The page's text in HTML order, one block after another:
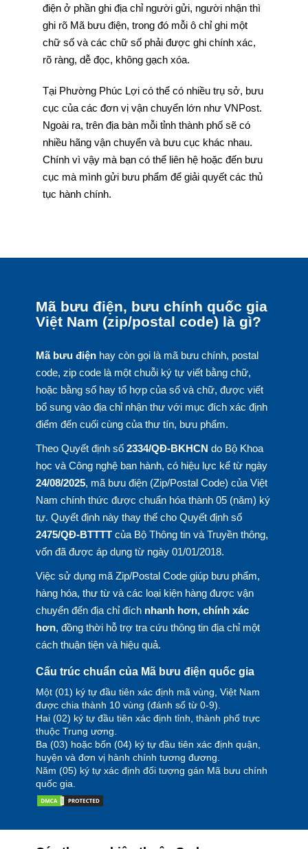
điện ở phần ghi địa chỉ người gửi, người nhận thì
ghi rõ Mã bưu điện, trong đó mỗi ô chỉ ghi một
chữ số và các chữ số phải được ghi chính xác,
rõ ràng, dễ đọc, không gạch xóa.
Tại Phường Phúc Lợi có thể có nhiều trụ sở, bưu
cục của các đơn vị vận chuyển lớn như VNPost.
Ngoài ra, trên địa bàn mỗi tỉnh thành phố sẽ có
nhiều hãng vận chuyển và bưu cục khác nhau.
Chính vì vậy mà bạn có thể liên hệ hoặc đến bưu
cục mà mình gửi bưu phẩm để giải quyết các thủ
tục hành chính.
Mã bưu điện, bưu chính quốc gia
Việt Nam (zip/postal code) là gì?
Mã bưu điệnhay còn gọi là mã bưu chính, postal
code, zip code là một chuỗi ký tự viết bằng chữ,
hoặc bằng số hay tổ hợp của số và chữ, được viết
bổ sung vào địa chỉ nhận thư với mục đích xác định
điểm đến cuối cùng của thư tín, bưu phẩm.
Theo Quyết định số 2334/QĐ-BKHCN do Bộ Khoa
học và Công nghệ ban hành, có hiệu lực kể từ ngày
24/08/2025, mã bưu điện (Zip/Postal Code) của Việt
Nam chính thức được chuẩn hóa thành 05 (năm) ký
tự. Quyết định này thay thế cho Quyết định số
2475/QĐ-BTTTTcủa Bộ Thông tin và Truyền thông,
vốn đã được áp dụng từ ngày 01/01/2018.
Việc sử dụng mã Zip/Postal Code giúp bưu phẩm,
hàng hóa, thư từ và các loại kiện hàng được vận
chuyển đến địa chỉ đích nhanh hơn, chính xác
hơn, đồng thời hỗ trợ tra cứu thông tin địa chỉ một
cách thuận tiện và hiệu quả.
Cấu trúc chuẩn của Mã bưu điện quốc gia
Một (01) ký tự đầu tiên xác định mã vùng, Việt Nam
được chia thành 10 vùng (đánh số từ 0-9).
Hai (02) ký tự đầu tiên xác định tỉnh, thành phố trực
thuộc Trung ương.
Ba (03) hoặc bốn (04) ký tự đầu tiên xác định quận,
huyện và đơn vị hành chính tương đương.
Năm (05) ký tự xác định đối tượng gán Mã bưu chính
quốc gia.